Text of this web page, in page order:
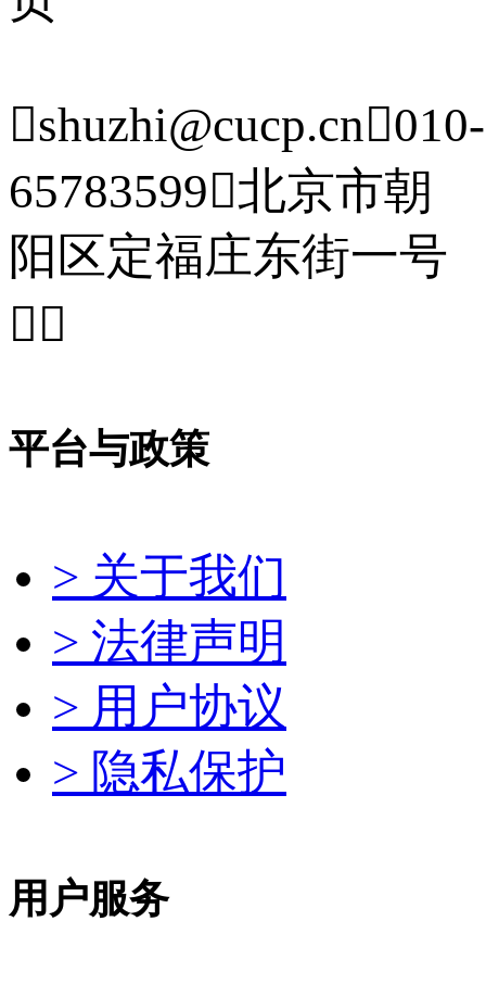
shuzhi@cucp.cn010-
65783599北京市朝
阳区定福庄东街一号

平台与政策
> 关于我们
> 法律声明
> 用户协议
> 隐私保护
用户服务